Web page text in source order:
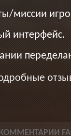
миссии
интерфейс.